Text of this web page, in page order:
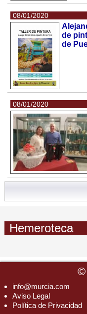
08/01/2020
de
de
08/01/2020
Hemeroteca
©
info@murcia.com
Aviso Legal
Política de Privacidad